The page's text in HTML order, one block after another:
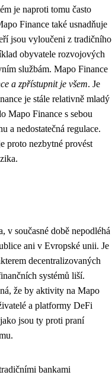
je naproti tomu často
Finance také usnadňuje
jsou vyloučeni z tradičního
obyvatele rozvojových
službám. Mapo Finance
a zpřístupnit je všem. Je
je stále relativně mladý
Mapo Finance s sebou
a nedostatečná regulace.
proto nezbytné provést
v současné době nepodléhá
ani v Evropské unii. Je
decentralizovaných
systémů liší.
že by aktivity na Mapo
a platformy DeFi
jsou ty proti praní
bankami